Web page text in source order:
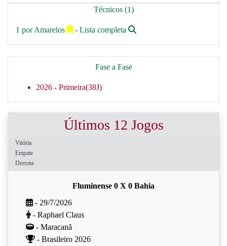
Técnicos (1)
1 por Amarelos - Lista completa
Fase a Fase
2026 - Primeira(38J)
Últimos 12 Jogos
Vitória
Empate
Derrota
Fluminense 0 X 0 Bahia
- 29/7/2026
- Raphael Claus
- Maracanã
- Brasileiro 2026